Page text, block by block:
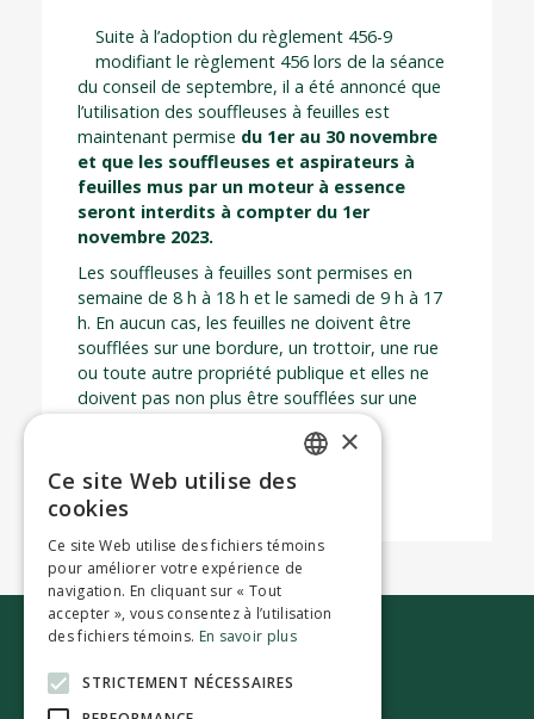
Suite à l’adoption du règlement 456-9
modifiant le règlement 456 lors de la séance
du conseil de septembre, il a été annoncé que
l’utilisation des souffleuses à feuilles est
maintenant permise du 1er au 30 novembre
et que les souffleuses et aspirateurs à
feuilles mus par un moteur à essence
seront interdits à compter du 1er
novembre 2023.
Les souffleuses à feuilles sont permises en
semaine de 8 h à 18 h et le samedi de 9 h à 17
h. En aucun cas, les feuilles ne doivent être
soufflées sur une bordure, un trottoir, une rue
ou toute autre propriété publique et elles ne
doivent pas non plus être soufflées sur une
Nous joindre
×
Ce site Web utilise des
cookies
Ce site Web utilise des fichiers témoins
pour améliorer votre expérience de
navigation. En cliquant sur « Tout
accepter », vous consentez à l’utilisation
des fichiers témoins. En savoir plus
STRICTEMENT NÉCESSAIRES